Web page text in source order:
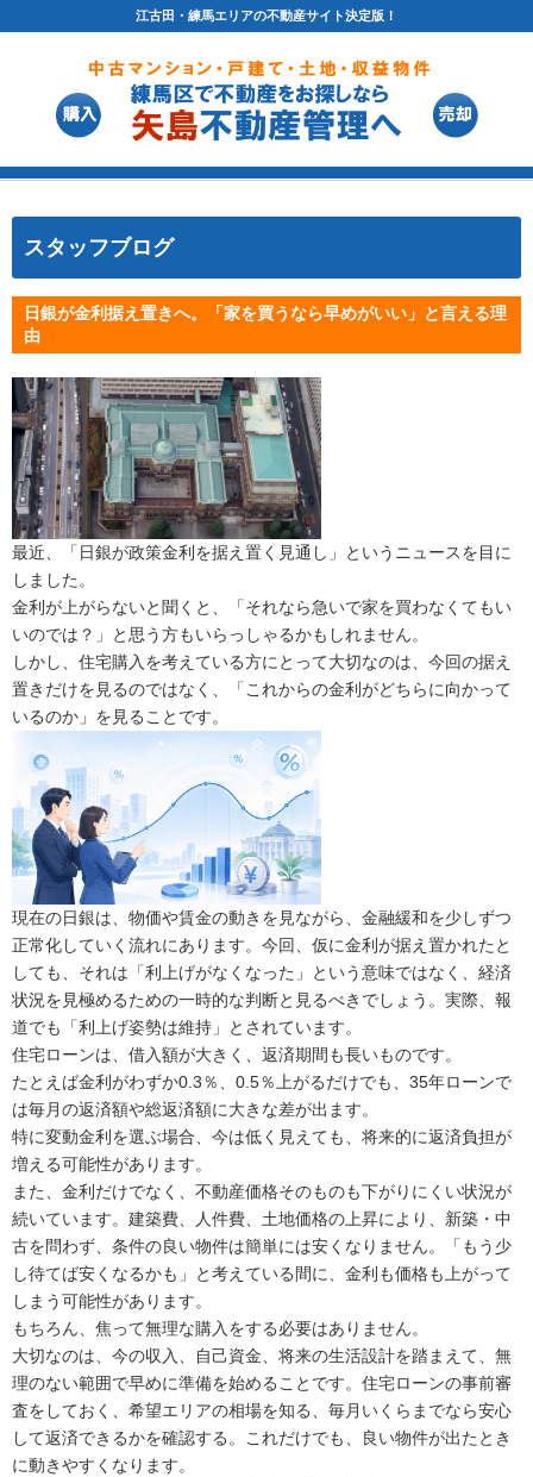
江古田・練馬エリアの不動産サイト決定版！
スタッフブログ
日銀が金利据え置きへ。「家を買うなら早めがいい」と言える理
由
最近、「日銀が政策金利を据え置く見通し」というニュースを目に
しました。
金利が上がらないと聞くと、「それなら急いで家を買わなくてもい
いのでは？」と思う方もいらっしゃるかもしれません。
しかし、住宅購入を考えている方にとって大切なのは、今回の据え
置きだけを見るのではなく、「これからの金利がどちらに向かって
いるのか」を見ることです。
現在の日銀は、物価や賃金の動きを見ながら、金融緩和を少しずつ
正常化していく流れにあります。今回、仮に金利が据え置かれたと
しても、それは「利上げがなくなった」という意味ではなく、経済
状況を見極めるための一時的な判断と見るべきでしょう。実際、報
道でも「利上げ姿勢は維持」とされています。
住宅ローンは、借入額が大きく、返済期間も長いものです。
たとえば金利がわずか0.3％、0.5％上がるだけでも、35年ローンで
は毎月の返済額や総返済額に大きな差が出ます。
特に変動金利を選ぶ場合、今は低く見えても、将来的に返済負担が
増える可能性があります。
また、金利だけでなく、不動産価格そのものも下がりにくい状況が
続いています。建築費、人件費、土地価格の上昇により、新築・中
古を問わず、条件の良い物件は簡単には安くなりません。「もう少
し待てば安くなるかも」と考えている間に、金利も価格も上がって
しまう可能性があります。
もちろん、焦って無理な購入をする必要はありません。
大切なのは、今の収入、自己資金、将来の生活設計を踏まえて、無
理のない範囲で早めに準備を始めることです。住宅ローンの事前審
査をしておく、希望エリアの相場を知る、毎月いくらまでなら安心
して返済できるかを確認する。これだけでも、良い物件が出たとき
に動きやすくなります。